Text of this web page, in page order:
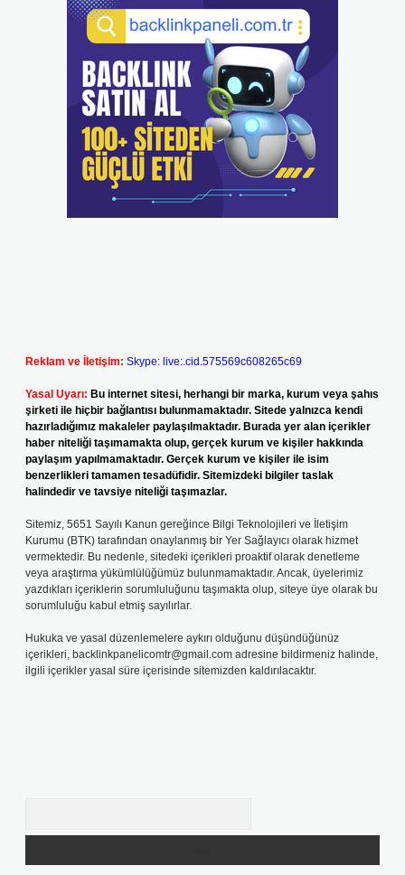
Reklam ve İletişim: Skype: live:.cid.575569c608265c69
Yasal Uyarı: Bu internet sitesi, herhangi bir marka, kurum veya şahıs
şirketi ile hiçbir bağlantısı bulunmamaktadır. Sitede yalnızca kendi
hazırladığımız makaleler paylaşılmaktadır. Burada yer alan içerikler
haber niteliği taşımamakta olup, gerçek kurum ve kişiler hakkında
paylaşım yapılmamaktadır. Gerçek kurum ve kişiler ile isim
benzerlikleri tamamen tesadüfidir. Sitemizdeki bilgiler taslak
halindedir ve tavsiye niteliği taşımazlar.
Sitemiz, 5651 Sayılı Kanun gereğince Bilgi Teknolojileri ve İletişim
Kurumu (BTK) tarafından onaylanmış bir Yer Sağlayıcı olarak hizmet
vermektedir. Bu nedenle, sitedeki içerikleri proaktif olarak denetleme
veya araştırma yükümlülüğümüz bulunmamaktadır. Ancak, üyelerimiz
yazdıkları içeriklerin sorumluluğunu taşımakta olup, siteye üye olarak bu
sorumluluğu kabul etmiş sayılırlar.
Hukuka ve yasal düzenlemelere aykırı olduğunu düşündüğünüz
içerikleri, backlinkpanelicomtr@gmail.com adresine bildirmeniz halinde,
ilgili içerikler yasal süre içerisinde sitemizden kaldırılacaktır.